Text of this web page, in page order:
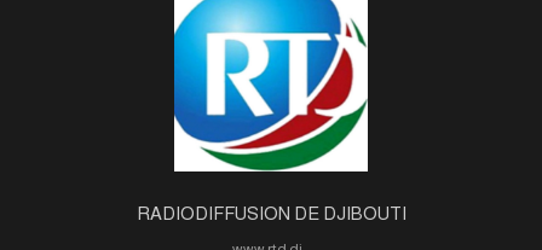
RADIODIFFUSION DE DJIBOUTI